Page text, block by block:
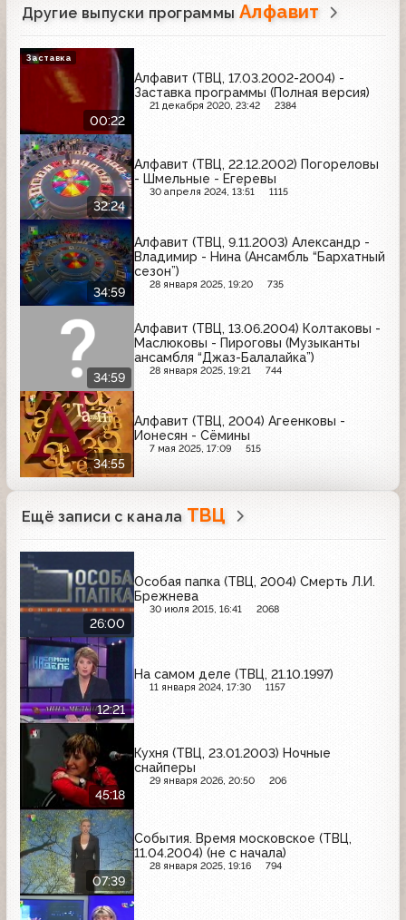
Другие выпуски программы Алфавит
00:22
Алфавит (ТВЦ, 17.03.2002-2004) -
Заставка программы (Полная версия)
21 декабря 2020, 23:42 2384
Заставка
32:24
Алфавит (ТВЦ, 22.12.2002) Погореловы
- Шмельные - Егеревы
30 апреля 2024, 13:51 1115
34:59
Алфавит (ТВЦ, 9.11.2003) Александр -
Владимир - Нина (Ансамбль “Бархатный
сезон”)
28 января 2025, 19:20 735
34:59
Алфавит (ТВЦ, 13.06.2004) Колтаковы -
Маслюковы - Пироговы (Музыканты
ансамбля “Джаз-Балалайка”)
28 января 2025, 19:21 744
34:55
Алфавит (ТВЦ, 2004) Агеенковы -
Ионесян - Сёмины
7 мая 2025, 17:09 515
Ещё записи с канала ТВЦ
26:00
Особая папка (ТВЦ, 2004) Смерть Л.И.
Брежнева
30 июля 2015, 16:41 2068
12:21
На самом деле (ТВЦ, 21.10.1997)
11 января 2024, 17:30 1157
45:18
Кухня (ТВЦ, 23.01.2003) Ночные
снайперы
29 января 2026, 20:50 206
07:39
События. Время московское (ТВЦ,
11.04.2004) (не с начала)
28 января 2025, 19:16 794